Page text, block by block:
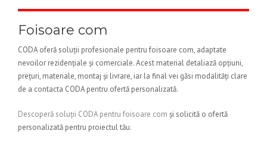
Foisoare com
CODA oferă soluții profesionale pentru foisoare com, adaptate
nevoilor rezidențiale și comerciale. Acest material detaliază opțiuni,
prețuri, materiale, montaj și livrare, iar la final vei găsi modalități clare
de a contacta CODA pentru ofertă personalizată.
Descoperă soluții CODA pentru foisoare com și solicită o ofertă
personalizată pentru proiectul tău.